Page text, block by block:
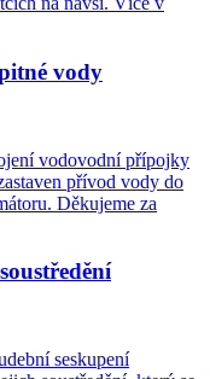
vody
vodovodní přípojky
přívod vody do
Děkujeme za
seskupení